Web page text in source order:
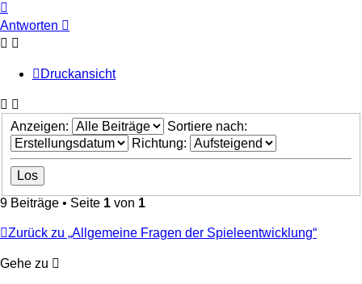
oben
Antworten
Druckansicht
Anzeigen:
Sortiere nach:
Richtung:
9 Beiträge • Seite 1 von 1
Zurück zu „Allgemeine Fragen der Spieleentwicklung“
Gehe zu